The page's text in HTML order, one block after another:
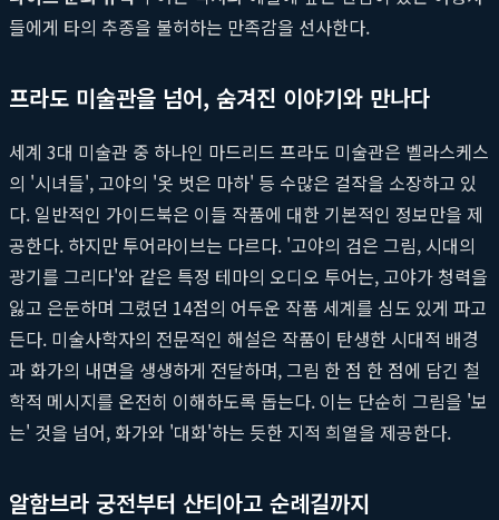
들에게 타의 추종을 불허하는 만족감을 선사한다.
프라도 미술관을 넘어, 숨겨진 이야기와 만나다
세계 3대 미술관 중 하나인 마드리드 프라도 미술관은 벨라스케스
의 '시녀들', 고야의 '옷 벗은 마하' 등 수많은 걸작을 소장하고 있
다. 일반적인 가이드북은 이들 작품에 대한 기본적인 정보만을 제
공한다. 하지만 투어라이브는 다르다. '고야의 검은 그림, 시대의
광기를 그리다'와 같은 특정 테마의 오디오 투어는, 고야가 청력을
잃고 은둔하며 그렸던 14점의 어두운 작품 세계를 심도 있게 파고
든다. 미술사학자의 전문적인 해설은 작품이 탄생한 시대적 배경
과 화가의 내면을 생생하게 전달하며, 그림 한 점 한 점에 담긴 철
학적 메시지를 온전히 이해하도록 돕는다. 이는 단순히 그림을 '보
는' 것을 넘어, 화가와 '대화'하는 듯한 지적 희열을 제공한다.
알함브라 궁전부터 산티아고 순례길까지